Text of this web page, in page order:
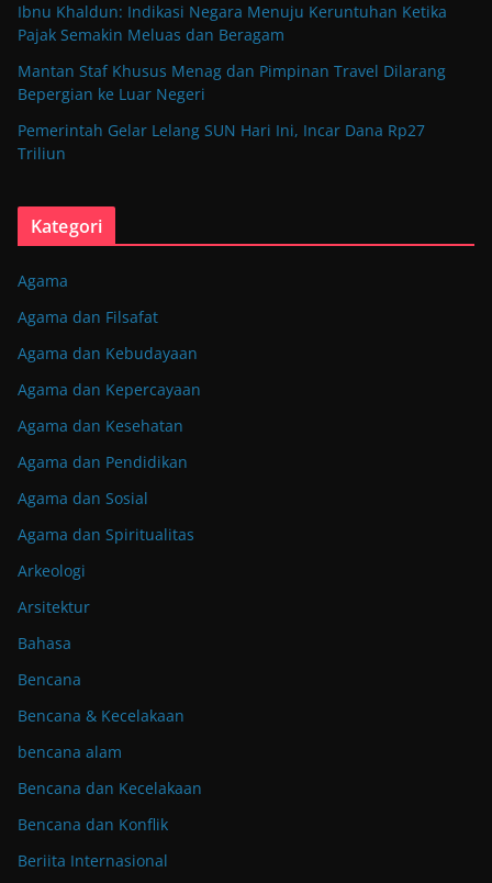
Ibnu Khaldun: Indikasi Negara Menuju Keruntuhan Ketika
Pajak Semakin Meluas dan Beragam
Mantan Staf Khusus Menag dan Pimpinan Travel Dilarang
Bepergian ke Luar Negeri
Pemerintah Gelar Lelang SUN Hari Ini, Incar Dana Rp27
Triliun
Kategori
Agama
Agama dan Filsafat
Agama dan Kebudayaan
Agama dan Kepercayaan
Agama dan Kesehatan
Agama dan Pendidikan
Agama dan Sosial
Agama dan Spiritualitas
Arkeologi
Arsitektur
Bahasa
Bencana
Bencana & Kecelakaan
bencana alam
Bencana dan Kecelakaan
Bencana dan Konflik
Beriita Internasional